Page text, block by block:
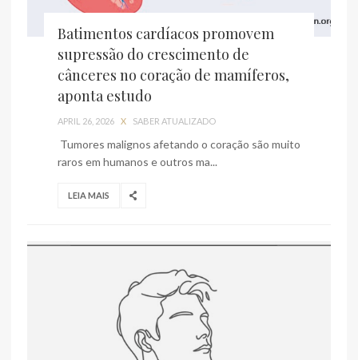
Batimentos cardíacos promovem
supressão do crescimento de
cânceres no coração de mamíferos,
aponta estudo
APRIL 26, 2026 X SABER ATUALIZADO
Tumores malignos afetando o coração são muito
raros em humanos e outros ma...
LEIA MAIS